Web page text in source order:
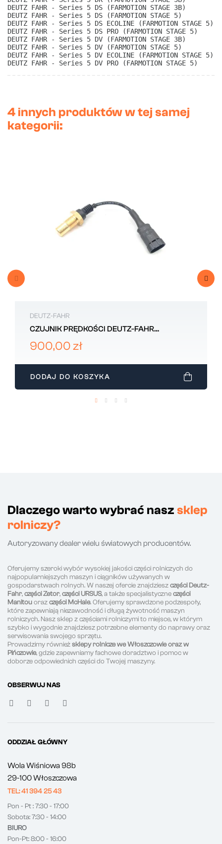
DEUTZ FAHR - Series 5 DS (FARMOTION STAGE 3B)
DEUTZ FAHR - Series 5 DS (FARMOTION STAGE 5)
DEUTZ FAHR - Series 5 DS ECOLINE (FARMOTION STAGE 5)
DEUTZ FAHR - Series 5 DS PRO (FARMOTION STAGE 5)
DEUTZ FAHR - Series 5 DV (FARMOTION STAGE 3B)
DEUTZ FAHR - Series 5 DV (FARMOTION STAGE 5)
DEUTZ FAHR - Series 5 DV ECOLINE (FARMOTION STAGE 5)
DEUTZ FAHR - Series 5 DV PRO (FARMOTION STAGE 5)
4 innych produktów w tej samej
kategorii:
DEUTZ-FAHR
CZUJNIK PRĘDKOŚCI DEUTZ-FAHR
2.7099.101.0/20
900,00 zł
DODAJ DO KOSZYKA
Dlaczego warto wybrać nasz sklep
rolniczy?
Autoryzowany dealer wielu światowych producentów.
Oferujemy szeroki wybór wysokiej jakości części rolniczych do
najpopularniejszych maszyn i ciągników używanych w
gospodarstwach rolnych. W naszej ofercie znajdzieszczęści Deutz-
Fahr,części Zetor,części URSUS, a także specjalistyczneczęści
Manitouorazczęści McHale. Oferujemy sprawdzone podzespoły,
które zapewniają niezawodność i długą żywotność maszyn
rolniczych. Nasz sklep z częściami rolniczymi to miejsce, w którym
szybko i wygodnie znajdziesz potrzebne elementy do naprawy oraz
serwisowania swojego sprzętu.
Prowadzimy równieżsklepy rolnicze we Włoszczowie oraz w
Pińczowie, gdzie zapewniamy fachowe doradztwo i pomoc w
doborze odpowiednich części do Twojej maszyny.
OBSERWUJ NAS
ODDZIAŁ GŁÓWNY
Wola Wiśniowa 98b
29-100 Włoszczowa
TEL: 41 394 25 43
Pon - Pt : 7:30 - 17:00
Sobota: 7:30 - 14:00
BIURO
Pon-Pt: 8:00 - 16:00